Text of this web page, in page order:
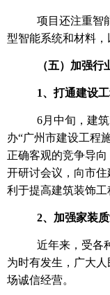
项目还注重智
型智能系统和材料，
（五）加强行
1、打通建设
6月中旬，建
办“广州市建设工程
正确客观的竞争导
开研讨会议，向市
利于提高建筑装饰
2、加强家装
近年来，受各
为时有发生，广大
场诚信经营。